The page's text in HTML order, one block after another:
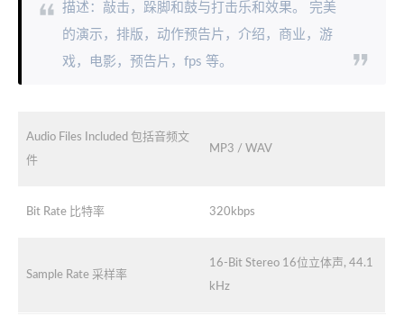
描述：敲击，跺脚和鼓与打击乐和效果。 完美
的演示，排版，动作预告片，介绍，商业，游
戏，电影，预告片，fps 等。
Audio Files Included 包括音频文
件
MP3 / WAV
Bit Rate 比特率 320kbps
Sample Rate 采样率
16-Bit Stereo 16位立体声, 44.1
kHz